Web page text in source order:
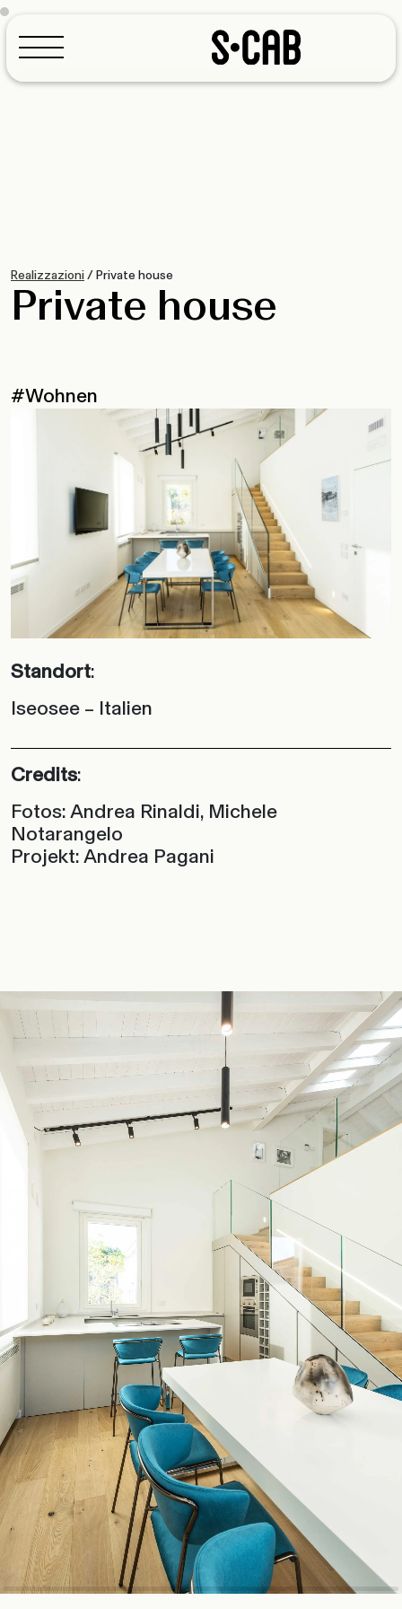
Realizzazioni/Private house
Private house
#Wohnen
Standort:
Iseosee – Italien
Credits:
Fotos: Andrea Rinaldi, Michele
Notarangelo
Projekt: Andrea Pagani